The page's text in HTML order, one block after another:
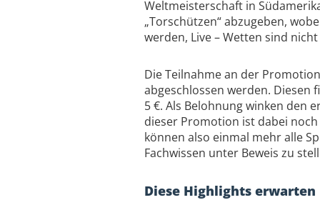
Weltmeisterschaft in
„Torschützen“ abzugeben,
werden, Live – Wetten sind
Die Teilnahme an der
abgeschlossen werden.
5 €. Als Belohnung winken den
dieser Promotion ist dabei
können also einmal mehr alle
Fachwissen unter Beweis zu
Diese Highlights